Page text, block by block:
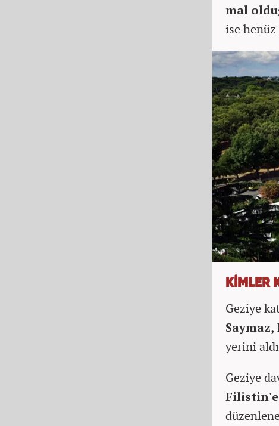
mal
ise
KİMLER
Geziye
Saymaz,
yerini
Geziye
Filistin'e